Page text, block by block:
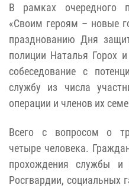
В рамках очередного
«Своим героям – новые
празднованию Дня
полиции Наталья Горох
собеседование с
службу из числа
операции и членов их
Всего с вопросом о
четыре человека.
прохождения службы и
Росгвардии, социальных